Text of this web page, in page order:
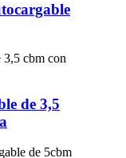
de 3,5